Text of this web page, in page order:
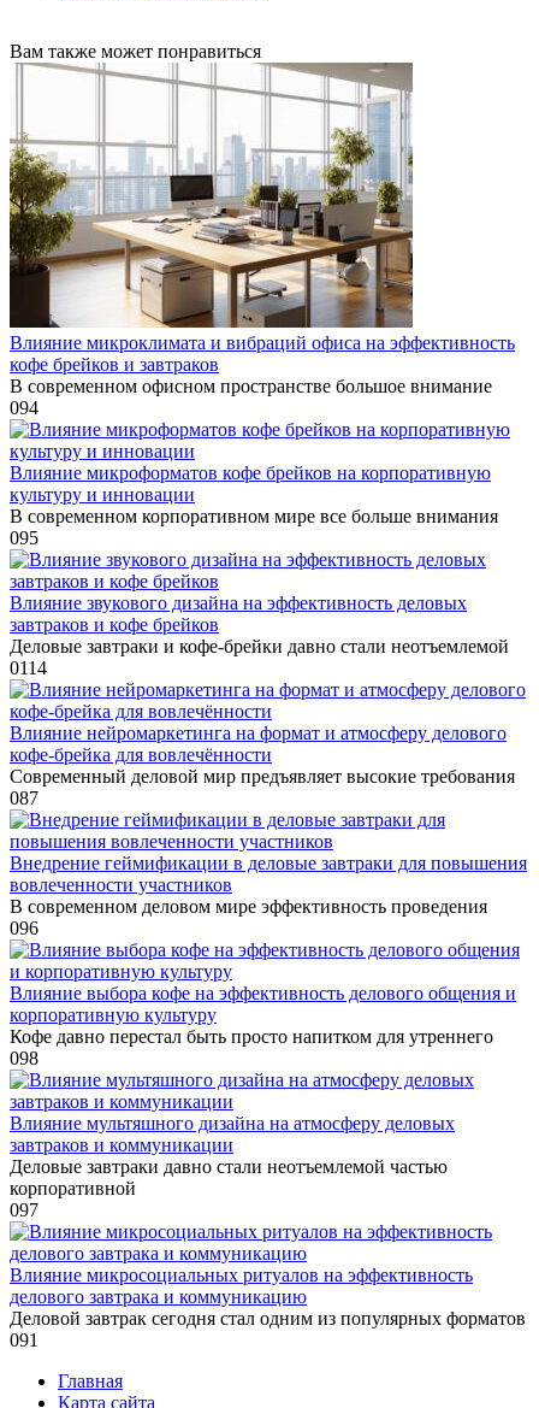
Вам также может понравиться
Влияние микроклимата и вибраций офиса на эффективность
кофе брейков и завтраков
В современном офисном пространстве большое внимание
094
Влияние микроформатов кофе брейков на корпоративную
культуру и инновации
В современном корпоративном мире все больше внимания
095
Влияние звукового дизайна на эффективность деловых
завтраков и кофе брейков
Деловые завтраки и кофе-брейки давно стали неотъемлемой
0114
Влияние нейромаркетинга на формат и атмосферу делового
кофе-брейка для вовлечённости
Современный деловой мир предъявляет высокие требования
087
Внедрение геймификации в деловые завтраки для повышения
вовлеченности участников
В современном деловом мире эффективность проведения
096
Влияние выбора кофе на эффективность делового общения и
корпоративную культуру
Кофе давно перестал быть просто напитком для утреннего
098
Влияние мультяшного дизайна на атмосферу деловых
завтраков и коммуникации
Деловые завтраки давно стали неотъемлемой частью
корпоративной
097
Влияние микросоциальных ритуалов на эффективность
делового завтрака и коммуникацию
Деловой завтрак сегодня стал одним из популярных форматов
091
Главная
Карта сайта